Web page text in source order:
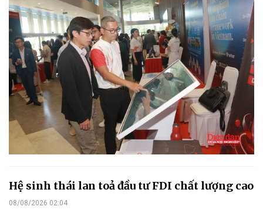
Hệ sinh thái lan toả đầu tư FDI chất lượng cao
08/08/2026 02:04